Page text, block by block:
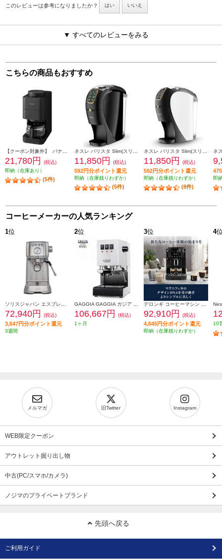
このレビューは参考になりましたか？ はい いいえ
▼ すべてのレビューをみる
こちらの商品もおすすめ
21,780円
(税込)
即納（在庫あり）
(5件)
11,850円 (税込)
592円分ポイント還元
即納（在庫残りわずか）
(5件)
11,850円 (税込)
592円分ポイント還元
即納（在庫残りわずか）
(8件)
即
コーヒーメーカーの人気ランキング
1位
72,940円 (税込)
3,647円分ポイント還元
3週間
2位
106,667円
(税込)
1ヶ月
3位
92,910円 (税込)
4,645円分ポイント還元
即納（在庫残りわずか）
4
10
メルマガ 旧Twitter Instagram
WEB限定クーポン
アウトレット掘り出し物
中古(PC/スマホ/カメラ)
ノジマのプライベートブランド
先頭へ戻る
ご利用ガイド